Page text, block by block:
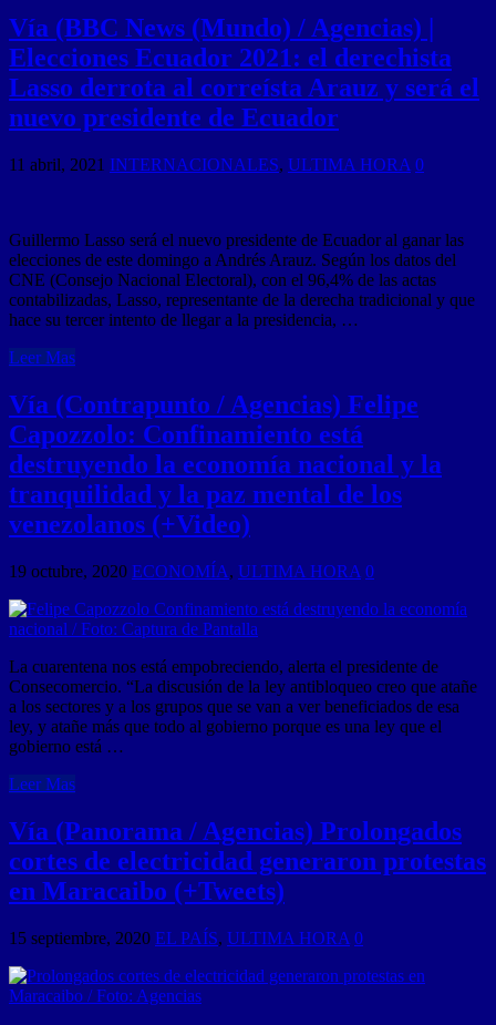
Vía (BBC News (Mundo) / Agencias) |
Elecciones Ecuador 2021: el derechista
Lasso derrota al correísta Arauz y será el
nuevo presidente de Ecuador
11 abril, 2021 INTERNACIONALES, ULTIMA HORA 0
Guillermo Lasso será el nuevo presidente de Ecuador al ganar las
elecciones de este domingo a Andrés Arauz. Según los datos del
CNE (Consejo Nacional Electoral), con el 96,4% de las actas
contabilizadas, Lasso, representante de la derecha tradicional y que
hace su tercer intento de llegar a la presidencia, …
Leer Mas
Vía (Contrapunto / Agencias) Felipe
Capozzolo: Confinamiento está
destruyendo la economía nacional y la
tranquilidad y la paz mental de los
venezolanos (+Video)
19 octubre, 2020 ECONOMÍA, ULTIMA HORA 0
La cuarentena nos está empobreciendo, alerta el presidente de
Consecomercio. “La discusión de la ley antibloqueo creo que atañe
a los sectores y a los grupos que se van a ver beneficiados de esa
ley, y atañe más que todo al gobierno porque es una ley que el
gobierno está …
Leer Mas
Vía (Panorama / Agencias) Prolongados
cortes de electricidad generaron protestas
en Maracaibo (+Tweets)
15 septiembre, 2020 EL PAÍS, ULTIMA HORA 0